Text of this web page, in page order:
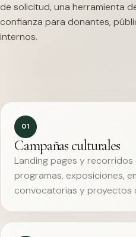
de solicitud, una herramienta
confianza para donantes,
internos.
01
Campañas culturales
Landing pages y recorridos
programas, exposiciones,
convocatorias y proyectos